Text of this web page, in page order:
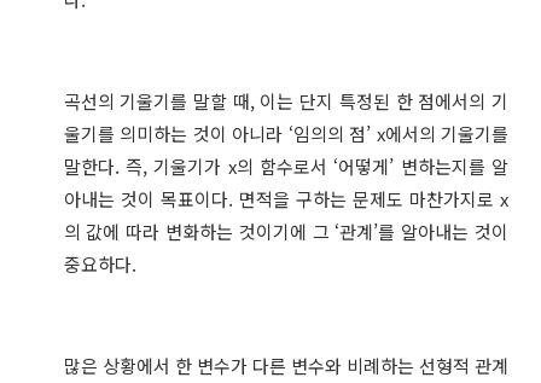
곡선의 기울기를 말할 때, 이는 단지 특정된 한 점에서의 기
울기를 의미하는 것이 아니라 ‘임의의 점’ x에서의 기울기를
말한다. 즉, 기울기가 x의 함수로서 ‘어떻게’ 변하는지를 알
아내는 것이 목표이다. 면적을 구하는 문제도 마찬가지로 x
의 값에 따라 변화하는 것이기에 그 ‘관계’를 알아내는 것이
중요하다.
많은 상황에서 한 변수가 다른 변수와 비례하는 선형적 관계